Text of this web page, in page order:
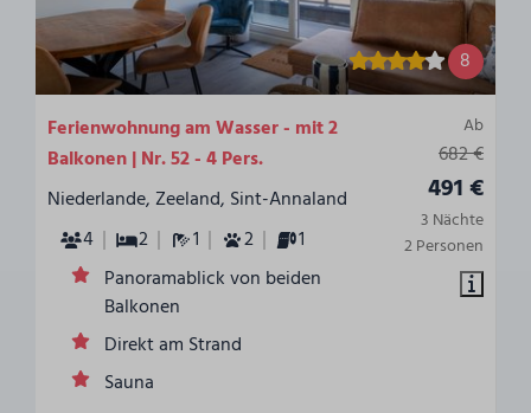
8
Ab
682 €
491 €
3 Nächte
2 Personen
Ferienwohnung am Wasser - mit 2
Balkonen | Nr. 52 - 4 Pers.
Niederlande, Zeeland, Sint-Annaland
4
2 1 2
1
Panoramablick von beiden
Balkonen
Direkt am Strand
Sauna